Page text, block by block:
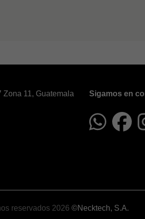
11, Guatemala Sigamos en
reservados 2026 ©Necktech, S.A.